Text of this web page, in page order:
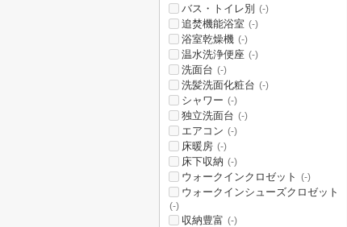
バス・トイレ別 (-)
追焚機能浴室 (-)
浴室乾燥機 (-)
温水洗浄便座 (-)
洗面台 (-)
洗髪洗面化粧台 (-)
シャワー (-)
独立洗面台 (-)
エアコン (-)
床暖房 (-)
床下収納 (-)
ウォークインクロゼット (-)
ウォークインシューズクロゼット
(-)
収納豊富 (-)